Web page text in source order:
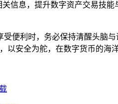
信息，提升数字资产交易技
便利时，务必保持清醒头脑
以安全为舵，在数字货币的海